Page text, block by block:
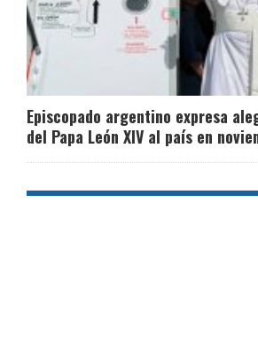
Episcopado argentino expresa
del Papa León XIV al país en